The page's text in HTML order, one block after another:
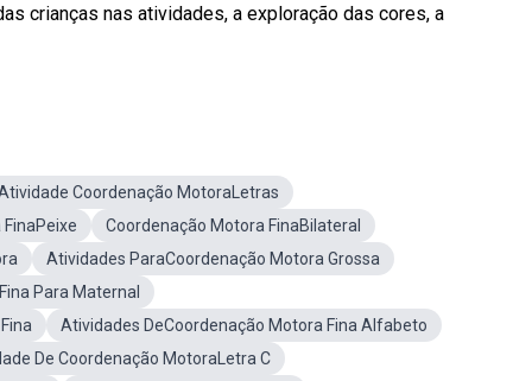
crianças nas atividades, a exploração das cores, a
Coordenação MotoraLetras
Coordenação Motora FinaBilateral
Atividades ParaCoordenação Motora Grossa
Para Maternal
Atividades DeCoordenação Motora Fina Alfabeto
De Coordenação MotoraLetra C